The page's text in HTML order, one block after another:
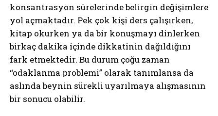
konsantrasyon sürelerinde belirgin değişimlere
yol açmaktadır. Pek çok kişi ders çalışırken,
kitap okurken ya da bir konuşmayı dinlerken
birkaç dakika içinde dikkatinin dağıldığını
fark etmektedir. Bu durum çoğu zaman
“odaklanma problemi” olarak tanımlansa da
aslında beynin sürekli uyarılmaya alışmasının
bir sonucu olabilir.